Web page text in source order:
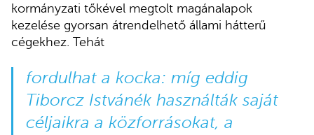
kormányzati tőkével megtolt magánalapok
kezelése gyorsan átrendelhető állami hátterű
cégekhez. Tehát
fordulhat a kocka: míg eddig
Tiborcz Istvánék használták saját
céljaikra a közforrásokat, a